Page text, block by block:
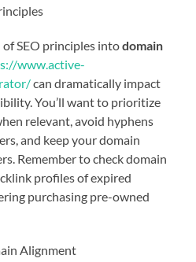
SEO principles intodomain
www.active-
can dramatically impact
You’ll want to prioritize
relevant, avoid hyphens
and keep your domain
Remember to check domain
profiles of expired
purchasing pre-owned
Alignment